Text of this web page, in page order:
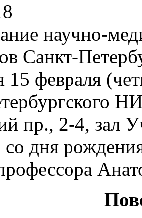
научно-
Санкт-
15 февраля
пр., 2-4, зал
дня